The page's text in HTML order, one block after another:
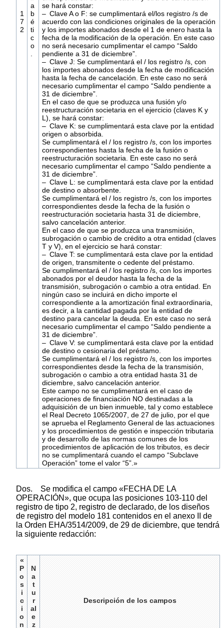
1
7
2
a
b
é
ti
c
o
se hará constar:
– Clave A o F: se cumplimentará el/los registro /s de
acuerdo con las condiciones originales de la operación
y los importes abonados desde el 1 de enero hasta la
fecha de la modificación de la operación. En este caso
no será necesario cumplimentar el campo “Saldo
pendiente a 31 de diciembre”.
– Clave J: Se cumplimentará el / los registro /s, con
los importes abonados desde la fecha de modificación
hasta la fecha de cancelación. En este caso no será
necesario cumplimentar el campo “Saldo pendiente a
31 de diciembre”.
En el caso de que se produzca una fusión y/o
reestructuración societaria en el ejercicio (claves K y
L), se hará constar:
– Clave K: se cumplimentará esta clave por la entidad
origen o absorbida.
Se cumplimentará el / los registro /s, con los importes
correspondientes hasta la fecha de la fusión o
reestructuración societaria. En este caso no será
necesario cumplimentar el campo “Saldo pendiente a
31 de diciembre”.
– Clave L: se cumplimentará esta clave por la entidad
de destino o absorbente.
Se cumplimentará el / los registro /s, con los importes
correspondientes desde la fecha de la fusión o
reestructuración societaria hasta 31 de diciembre,
salvo cancelación anterior.
En el caso de que se produzca una transmisión,
subrogación o cambio de crédito a otra entidad (claves
T y V), en el ejercicio se hará constar:
– Clave T: se cumplimentará esta clave por la entidad
de origen, transmitente o cedente del préstamo.
Se cumplimentará el / los registro /s, con los importes
abonados por el deudor hasta la fecha de la
transmisión, subrogación o cambio a otra entidad. En
ningún caso se incluirá en dicho importe el
correspondiente a la amortización final extraordinaria,
es decir, a la cantidad pagada por la entidad de
destino para cancelar la deuda. En este caso no será
necesario cumplimentar el campo “Saldo pendiente a
31 de diciembre”.
– Clave V: se cumplimentará esta clave por la entidad
de destino o cesionaria del préstamo.
Se cumplimentará el / los registro /s, con los importes
correspondientes desde la fecha de la transmisión,
subrogación o cambio a otra entidad hasta 31 de
diciembre, salvo cancelación anterior.
Este campo no se cumplimentará en el caso de
operaciones de financiación NO destinadas a la
adquisición de un bien inmueble, tal y como establece
el Real Decreto 1065/2007, de 27 de julio, por el que
se aprueba el Reglamento General de las actuaciones
y los procedimientos de gestión e inspección tributaria
y de desarrollo de las normas comunes de los
procedimientos de aplicación de los tributos, es decir
no se cumplimentará cuando el campo “Subclave
Operación” tome el valor “5”.»
Dos. Se modifica el campo «FECHA DE LA
OPERACIÓN», que ocupa las posiciones 103-110 del
registro de tipo 2, registro de declarado, de los diseños
de registro del modelo 181 contenidos en el anexo II de
la Orden EHA/3514/2009, de 29 de diciembre, que tendrá
la siguiente redacción:
«
P
o
s
i
c
i
o
n
N
a
t
u
r
al
e
z
Descripción de los campos